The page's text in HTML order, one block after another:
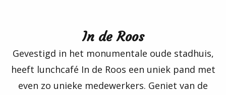
In de Roos
Gevestigd in het monumentale oude stadhuis,
heeft lunchcafé In de Roos een uniek pand met
even zo unieke medewerkers. Geniet van de